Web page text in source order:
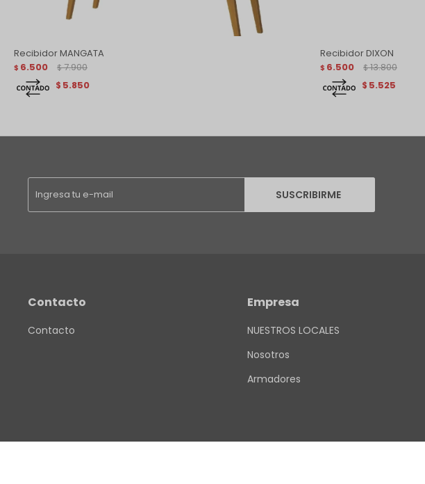
Recibidor MANGATA
$ 6.500 $ 7.900
$ 5.850
Recibidor DIXON
$ 6.500 $ 13.800
$ 5.525
SUSCRIBIRME
Contacto
Contacto
Empresa
NUESTROS LOCALES
Nosotros
Armadores